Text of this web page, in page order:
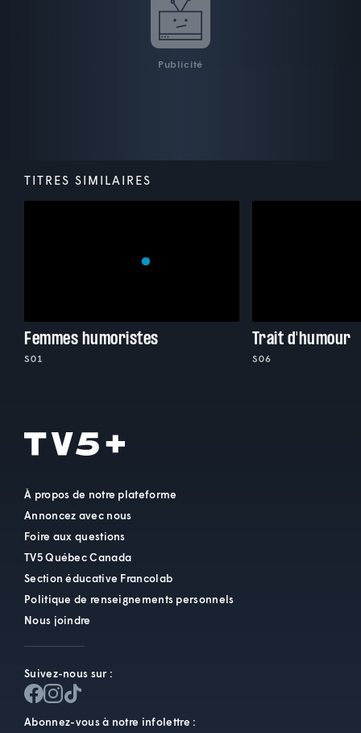
Publicité
TITRES SIMILAIRES
Femmes humoristes
S01
Trait d'humour
S06
À propos de notre plateforme
Annoncez avec nous
Foire aux questions
TV5 Québec Canada
Section éducative Francolab
Politique de renseignements personnels
Nous joindre
Suivez-nous sur :
Abonnez-vous à notre infolettre :